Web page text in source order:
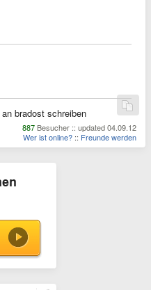
an bradost schreiben
887 Besucher :: updated 04.09.12
Wer ist online? :: Freunde werden